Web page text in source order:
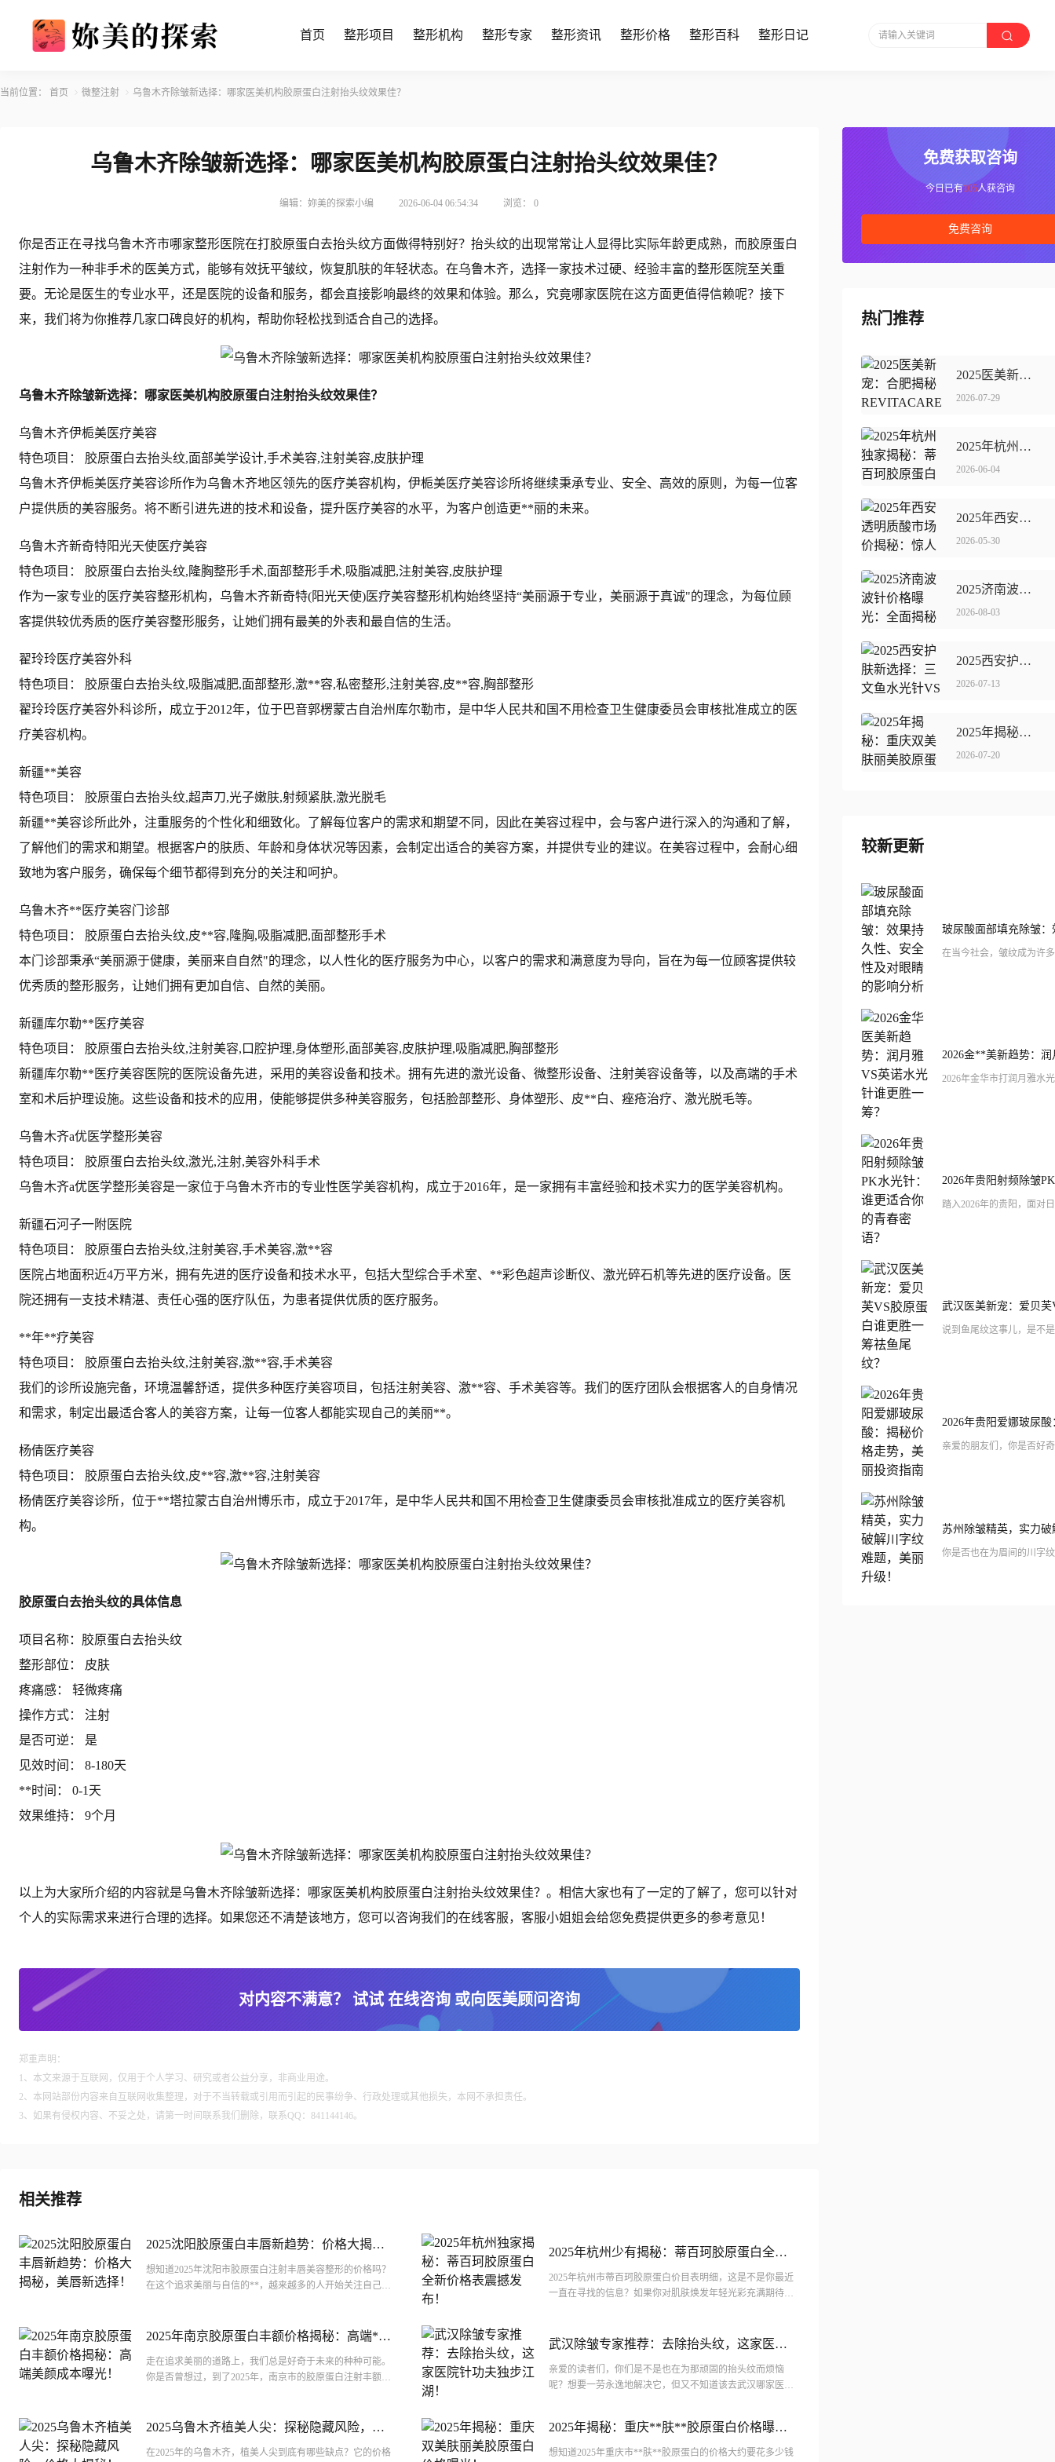
首页 整形项目 整形机构 整形专家 整形资讯 整形价格 整形百科 整形日记 请输入关键词
当前位置： 首页 微整注射 乌鲁木齐除皱新选择：哪家医美机构胶原蛋白注射抬头纹效果佳？
乌鲁木齐除皱新选择：哪家医美机构胶原蛋白注射抬头纹效果佳？
编辑：妳美的探索小编 2026-06-04 06:54:34 浏览：0
你是否正在寻找乌鲁木齐市哪家整形医院在打胶原蛋白去抬头纹方面做得特别好？抬头纹的出现常常让人显得比实际年龄更成熟，而胶原蛋白
注射作为一种非手术的医美方式，能够有效抚平皱纹，恢复肌肤的年轻状态。在乌鲁木齐，选择一家技术过硬、经验丰富的整形医院至关重
要。无论是医生的专业水平，还是医院的设备和服务，都会直接影响最终的效果和体验。那么，究竟哪家医院在这方面更值得信赖呢？接下
来，我们将为你推荐几家口碑良好的机构，帮助你轻松找到适合自己的选择。
乌鲁木齐除皱新选择：哪家医美机构胶原蛋白注射抬头纹效果佳？
乌鲁木齐伊栀美医疗美容
特色项目： 胶原蛋白去抬头纹,面部美学设计,手术美容,注射美容,皮肤护理
乌鲁木齐伊栀美医疗美容诊所作为乌鲁木齐地区领先的医疗美容机构，伊栀美医疗美容诊所将继续秉承专业、安全、高效的原则，为每一位客
户提供质的美容服务。将不断引进先进的技术和设备，提升医疗美容的水平，为客户创造更**丽的未来。
乌鲁木齐新奇特阳光天使医疗美容
特色项目： 胶原蛋白去抬头纹,隆胸整形手术,面部整形手术,吸脂减肥,注射美容,皮肤护理
作为一家专业的医疗美容整形机构，乌鲁木齐新奇特(阳光天使)医疗美容整形机构始终坚持“美丽源于专业，美丽源于真诚"的理念，为每位顾
客提供较优秀质的医疗美容整形服务，让她们拥有最美的外表和最自信的生活。
翟玲玲医疗美容外科
特色项目： 胶原蛋白去抬头纹,吸脂减肥,面部整形,激**容,私密整形,注射美容,皮**容,胸部整形
翟玲玲医疗美容外科诊所，成立于2012年，位于巴音郭楞蒙古自治州库尔勒市，是中华人民共和国不用检查卫生健康委员会审核批准成立的医
疗美容机构。
新疆**美容
特色项目： 胶原蛋白去抬头纹,超声刀,光子嫩肤,射频紧肤,激光脱毛
新疆**美容诊所此外，注重服务的个性化和细致化。了解每位客户的需求和期望不同，因此在美容过程中，会与客户进行深入的沟通和了解，
了解他们的需求和期望。根据客户的肤质、年龄和身体状况等因素，会制定出适合的美容方案，并提供专业的建议。在美容过程中，会耐心细
致地为客户服务，确保每个细节都得到充分的关注和呵护。
乌鲁木齐**医疗美容门诊部
特色项目： 胶原蛋白去抬头纹,皮**容,隆胸,吸脂减肥,面部整形手术
本门诊部秉承“美丽源于健康，美丽来自自然"的理念，以人性化的医疗服务为中心，以客户的需求和满意度为导向，旨在为每一位顾客提供较
优秀质的整形服务，让她们拥有更加自信、自然的美丽。
新疆库尔勒**医疗美容
特色项目： 胶原蛋白去抬头纹,注射美容,口腔护理,身体塑形,面部美容,皮肤护理,吸脂减肥,胸部整形
新疆库尔勒**医疗美容医院的医院设备先进，采用的美容设备和技术。拥有先进的激光设备、微整形设备、注射美容设备等，以及高端的手术
室和术后护理设施。这些设备和技术的应用，使能够提供多种美容服务，包括脸部整形、身体塑形、皮**白、痤疮治疗、激光脱毛等。
乌鲁木齐a优医学整形美容
特色项目： 胶原蛋白去抬头纹,激光,注射,美容外科手术
乌鲁木齐a优医学整形美容是一家位于乌鲁木齐市的专业性医学美容机构，成立于2016年，是一家拥有丰富经验和技术实力的医学美容机构。
新疆石河子一附医院
特色项目： 胶原蛋白去抬头纹,注射美容,手术美容,激**容
医院占地面积近4万平方米，拥有先进的医疗设备和技术水平，包括大型综合手术室、**彩色超声诊断仪、激光碎石机等先进的医疗设备。医
院还拥有一支技术精湛、责任心强的医疗队伍，为患者提供优质的医疗服务。
**年**疗美容
特色项目： 胶原蛋白去抬头纹,注射美容,激**容,手术美容
我们的诊所设施完备，环境温馨舒适，提供多种医疗美容项目，包括注射美容、激**容、手术美容等。我们的医疗团队会根据客人的自身情况
和需求，制定出最适合客人的美容方案，让每一位客人都能实现自己的美丽**。
杨倩医疗美容
特色项目： 胶原蛋白去抬头纹,皮**容,激**容,注射美容
杨倩医疗美容诊所，位于**塔拉蒙古自治州博乐市，成立于2017年，是中华人民共和国不用检查卫生健康委员会审核批准成立的医疗美容机
构。
胶原蛋白去抬头纹的具体信息
项目名称：胶原蛋白去抬头纹
整形部位： 皮肤
疼痛感： 轻微疼痛
操作方式： 注射
是否可逆： 是
见效时间： 8-180天
**时间： 0-1天
效果维持： 9个月
以上为大家所介绍的内容就是乌鲁木齐除皱新选择：哪家医美机构胶原蛋白注射抬头纹效果佳？。相信大家也有了一定的了解了，您可以针对
个人的实际需求来进行合理的选择。如果您还不清楚该地方，您可以咨询我们的在线客服，客服小姐姐会给您免费提供更多的参考意见！
对内容不满意？ 试试 在线咨询 或向医美顾问咨询
郑重声明：
1、本文来源于互联网，仅用于个人学习、研究或者公益分享，非商业用途。
2、本网站部份内容来自互联网收集整理，对于不当转载或引用而引起的民事纷争、行政处理或其他损失，本网不承担责任。
3、如果有侵权内容、不妥之处，请第一时间联系我们删除，联系QQ：841144146。
相关推荐
2025沈阳胶原蛋白丰唇新趋势：价格大揭
秘，美唇新选择！
想知道2025年沈阳市胶原蛋白注射丰唇美容整形的价格吗？
在这个追求美丽与自信的**，越来越多的人开始关注自己的
2025年杭州少有揭秘：蒂百珂胶原蛋白全新
价格表震撼发布！
2025年杭州市蒂百珂胶原蛋白价目表明细，这是不是你最近
一直在寻找的信息？如果你对肌肤焕发年轻光彩充满期待，
2025年南京胶原蛋白丰额价格揭秘：高端**
成本曝光！
走在追求美丽的道路上，我们总是好奇于未来的种种可能。
你是否曾想过，到了2025年，南京市的胶原蛋白注射丰额价
武汉除皱专家推荐：去除抬头纹，这家医院
针功夫独步江湖！
亲爱的读者们，你们是不是也在为那顽固的抬头纹而烦恼
呢？想要一劳永逸地解决它，但又不知道该去武汉哪家医院
2025乌鲁木齐植美人尖：探秘隐藏风险，价
格大揭秘！
在2025年的乌鲁木齐，植美人尖到底有哪些缺点？它的价格
2025年揭秘：重庆**肤**胶原蛋白价格曝
光！
想知道2025年重庆市**肤**胶原蛋白的价格大约要花多少钱
免费获取咨询
今日已有105人获咨询
免费咨询
热门推荐
2025医美新宠：合肥揭秘REVITACARE vs **生物水光哪家强
2026-07-29
2025年杭州少有揭秘：蒂百珂胶原蛋白全新价格表震撼发布！
2026-06-04
2025年西安透明质酸市场价揭秘：惊人总额曝光！
2026-05-30
2025济南波波针价格曝光：全面揭秘市场趋势！
2026-08-03
2025西安护肤新选择：三文鱼水光VS氐殊针谁更胜一筹？
2026-07-13
2025年揭秘：重庆**肤**胶原蛋白价格曝光！
2026-07-20
较新更新